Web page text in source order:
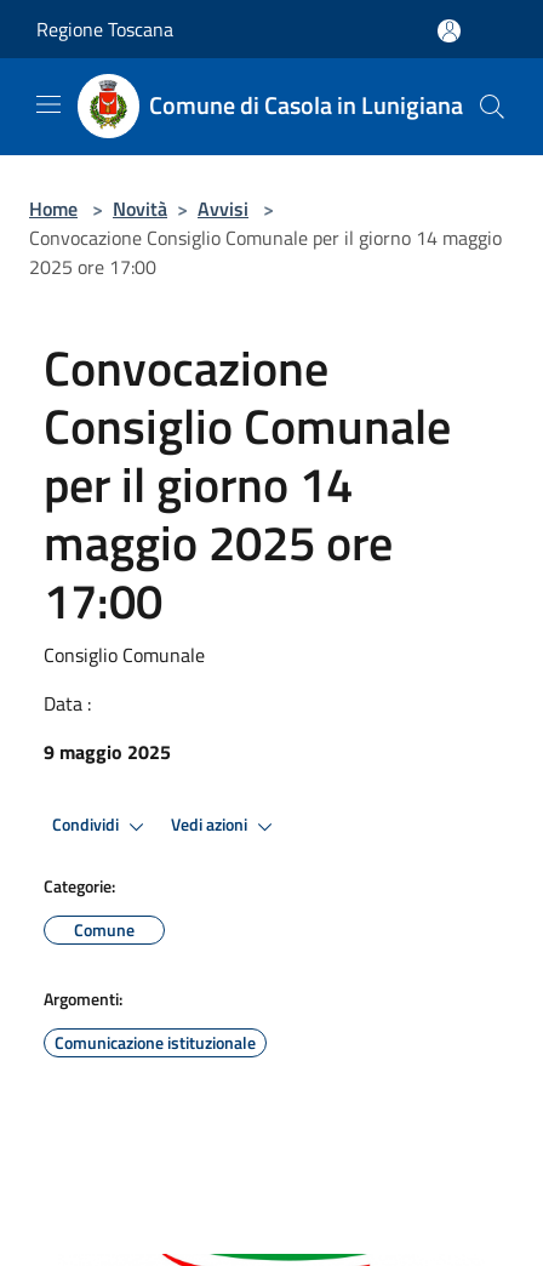
Regione Toscana
Comune di Casola in Lunigiana
Home > Novità > Avvisi >
Convocazione Consiglio Comunale per il giorno 14 maggio
2025 ore 17:00
Convocazione
Consiglio Comunale
per il giorno 14
maggio 2025 ore
17:00
Consiglio Comunale
Data :
9 maggio 2025
Condividi Vedi azioni
Categorie:
Comune
Argomenti:
Comunicazione istituzionale